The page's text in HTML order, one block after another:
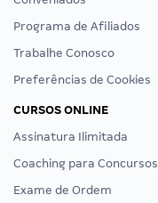
Programa de Afiliados
Trabalhe Conosco
Preferências de Cookies
CURSOS ONLINE
Assinatura Ilimitada
Coaching para Concursos
Exame de Ordem